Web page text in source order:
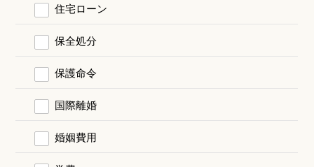
住宅ローン
保全処分
保護命令
国際離婚
婚姻費用